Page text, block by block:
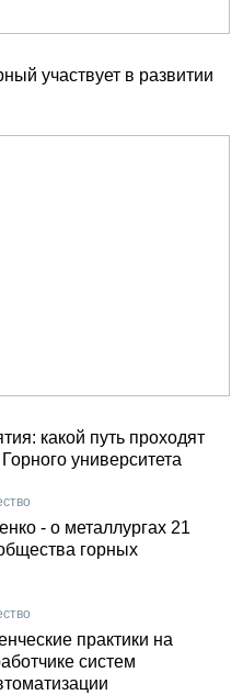
участвует в развитии
какой путь проходят
университета
- о металлургах 21
горных
практики на
систем